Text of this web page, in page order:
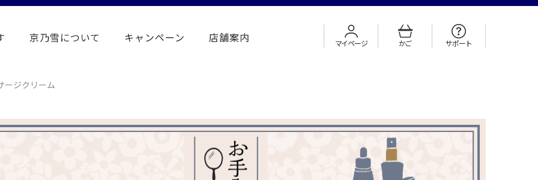
京乃雪について キャンペーン 店舗案内 マイページ かご サポート
ージクリーム